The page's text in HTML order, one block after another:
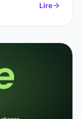
Lire